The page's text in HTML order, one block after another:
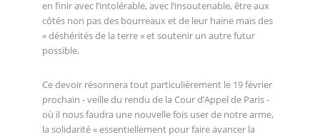
en finir avec l’intolérable, avec l’insoutenable, être aux
côtés non pas des bourreaux et de leur haine mais des
« déshérités de la terre » et soutenir un autre futur
possible.
Ce devoir résonnera tout particulièrement le 19 février
prochain - veille du rendu de la Cour d’Appel de Paris -
où il nous faudra une nouvelle fois user de notre arme,
la solidarité « essentiellement pour faire avancer la